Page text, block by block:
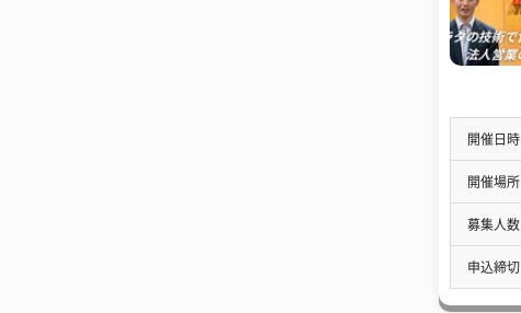
開催日時
開催場所
募集人数
申込締切